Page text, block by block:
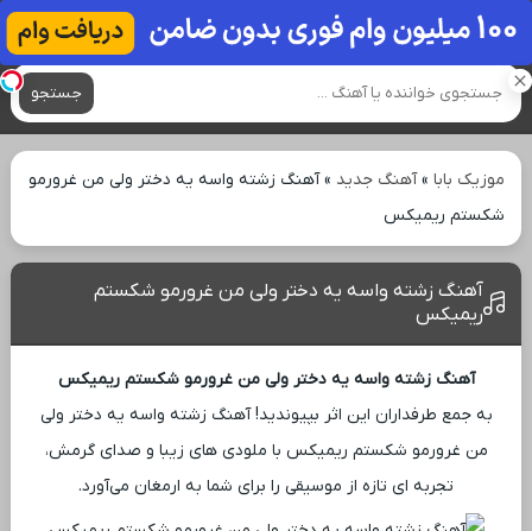
آهنگ های جدید
جستجو
موزیک بابا»آهنگ جدید »آهنگ زشته واسه یه دختر ولی من غرورمو
شکستم ریمیکس
آهنگ زشته واسه یه دختر ولی من غرورمو شکستم
ریمیکس
آهنگ زشته واسه یه دختر ولی من غرورمو شکستم ریمیکس
به جمع طرفداران این اثر بپیوندید! آهنگ زشته واسه یه دختر ولی
من غرورمو شکستم ریمیکس با ملودی ‌های زیبا و صدای گرمش،
تجربه ‌ای تازه از موسیقی را برای شما به ارمغان می‌آورد.